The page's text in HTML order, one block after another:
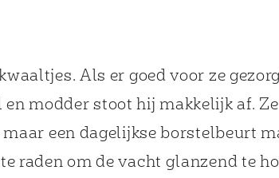
Als er goed voor ze
modder stoot hij makkelijk af.
een dagelijkse borstelbeurt
raden om de vacht glanzend te